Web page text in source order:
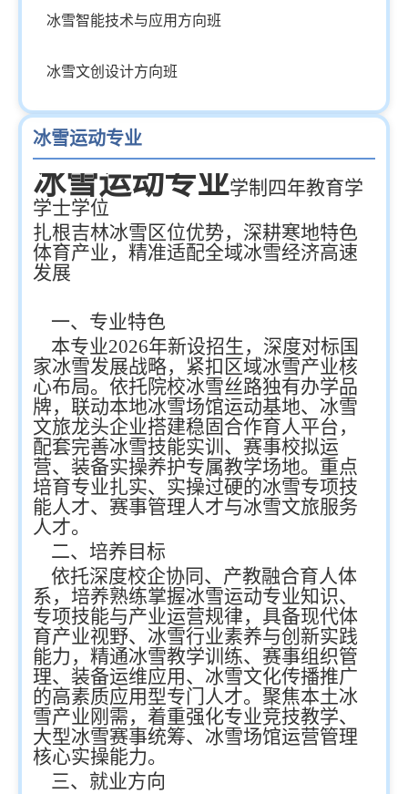
冰雪智能技术与应用方向班
冰雪文创设计方向班
冰雪运动专业
冰雪运动专业学制四年教育学
学士学位
扎根吉林冰雪区位优势，深耕寒地特色
体育产业，精准适配全域冰雪经济高速
发展
一、专业特色
本专业2026年新设招生，深度对标国
家冰雪发展战略，紧扣区域冰雪产业核
心布局。依托院校冰雪丝路独有办学品
牌，联动本地冰雪场馆运动基地、冰雪
文旅龙头企业搭建稳固合作育人平台，
配套完善冰雪技能实训、赛事校拟运
营、装备实操养护专属教学场地。重点
培育专业扎实、实操过硬的冰雪专项技
能人才、赛事管理人才与冰雪文旅服务
人才。
二、培养目标
依托深度校企协同、产教融合育人体
系，培养熟练掌握冰雪运动专业知识、
专项技能与产业运营规律，具备现代体
育产业视野、冰雪行业素养与创新实践
能力，精通冰雪教学训练、赛事组织管
理、装备运维应用、冰雪文化传播推广
的高素质应用型专门人才。聚焦本土冰
雪产业刚需，着重强化专业竞技教学、
大型冰雪赛事统筹、冰雪场馆运营管理
核心实操能力。
三、就业方向